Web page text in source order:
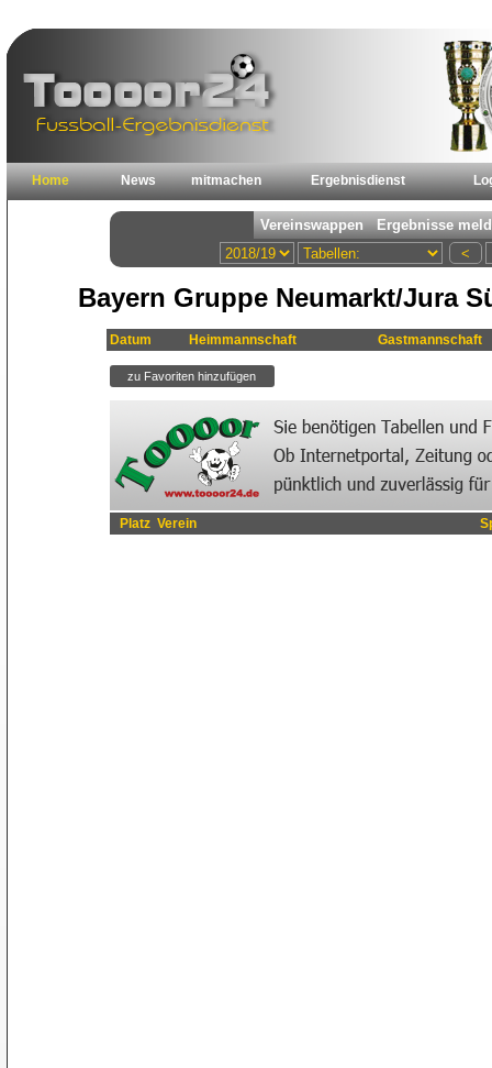
Home News mitmachen Ergebnisdienst
Bayern Gruppe Neumarkt/Jura
Datum Heimmannschaft Gastmannschaft
Platz Verein